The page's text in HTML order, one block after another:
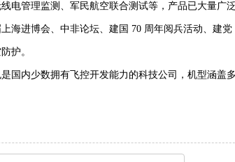
电管理监测、军民航空联合测试等，产品已大量
海进博会、中非论坛、建国 70 周年阅兵活动、建
护。
国内少数拥有飞控开发能力的科技公司，机型涵